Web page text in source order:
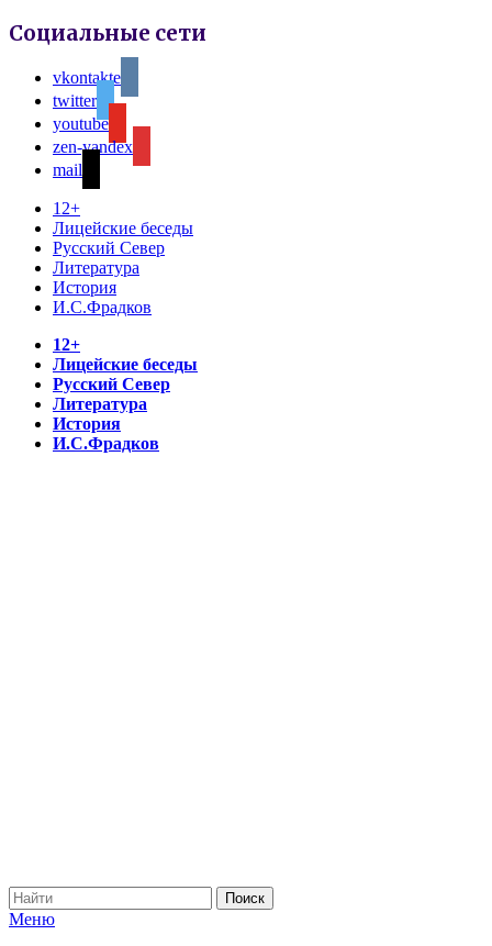
Социальные сети
vkontakte
twitter
youtube
zen-yandex
mail
12+
Лицейские беседы
Русский Север
Литература
История
И.С.Фрадков
12+
Лицейские беседы
Русский Север
Литература
История
И.С.Фрадков
Меню